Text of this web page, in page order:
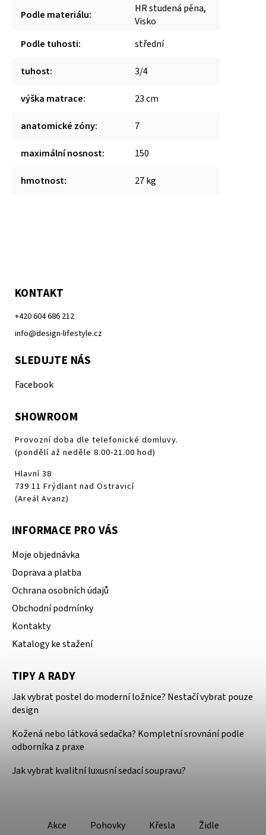
Podle materiálu:
HR studená pěna,
Visko
Podle tuhosti: střední
tuhost: 3/4
výška matrace: 23 cm
anatomické zóny: 7
maximální nosnost: 150
hmotnost: 27 kg
KONTAKT
+420 604 686 212
info@design-lifestyle.cz
SLEDUJTE NÁS
Facebook
SHOWROOM
Provozní doba dle telefonické domluvy.
(pondělí až neděle 8.00-21.00 hod)
Hlavní 38
739 11 Frýdlant nad Ostravicí
(Areál Avanz)
INFORMACE PRO VÁS
Moje objednávka
Doprava a platba
Ochrana osobních údajů
Obchodní podmínky
Kontakty
Katalogy ke stažení
TIPY A RADY
Jak vybrat postel do moderní ložnice? Nestačí vybrat pouze
design
Kožená nebo látková sedačka? Kompletní srovnání podle
odborníka z praxe
Jak vybrat kvalitní luxusní sedací soupravu?
Akce Pohovky Křesla Židle